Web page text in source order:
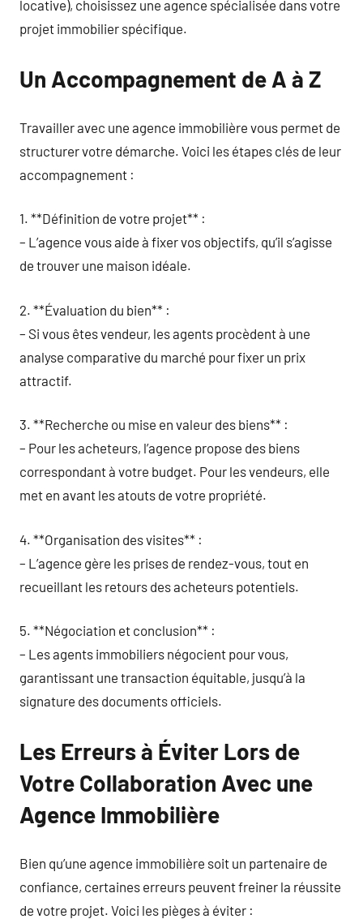
locative), choisissez une agence spécialisée dans votre
projet immobilier spécifique.
Un Accompagnement de A à Z
Travailler avec une agence immobilière vous permet de
structurer votre démarche. Voici les étapes clés de leur
accompagnement :
1. **Définition de votre projet** :
– L’agence vous aide à fixer vos objectifs, qu’il s’agisse
de trouver une maison idéale.
2. **Évaluation du bien** :
– Si vous êtes vendeur, les agents procèdent à une
analyse comparative du marché pour fixer un prix
attractif.
3. **Recherche ou mise en valeur des biens** :
– Pour les acheteurs, l’agence propose des biens
correspondant à votre budget. Pour les vendeurs, elle
met en avant les atouts de votre propriété.
4. **Organisation des visites** :
– L’agence gère les prises de rendez-vous, tout en
recueillant les retours des acheteurs potentiels.
5. **Négociation et conclusion** :
– Les agents immobiliers négocient pour vous,
garantissant une transaction équitable, jusqu’à la
signature des documents officiels.
Les Erreurs à Éviter Lors de
Votre Collaboration Avec une
Agence Immobilière
Bien qu’une agence immobilière soit un partenaire de
confiance, certaines erreurs peuvent freiner la réussite
de votre projet. Voici les pièges à éviter :